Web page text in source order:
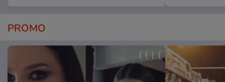
PROMO